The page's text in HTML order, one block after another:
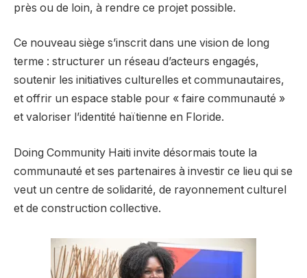
près ou de loin, à rendre ce projet possible.
Ce nouveau siège s’inscrit dans une vision de long
terme : structurer un réseau d’acteurs engagés,
soutenir les initiatives culturelles et communautaires,
et offrir un espace stable pour « faire communauté »
et valoriser l’identité haïtienne en Floride.
Doing Community Haiti invite désormais toute la
communauté et ses partenaires à investir ce lieu qui se
veut un centre de solidarité, de rayonnement culturel
et de construction collective.